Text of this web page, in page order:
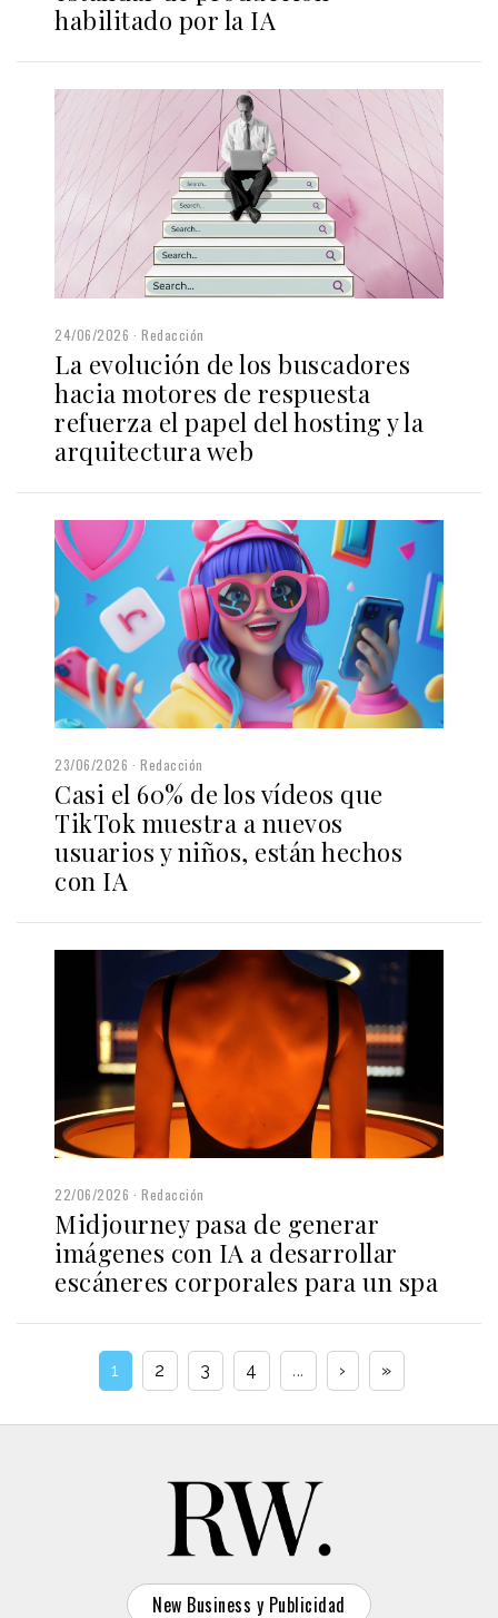
habilitado por la IA
24/06/2026 Redacción
La evolución de los buscadores
hacia motores de respuesta
refuerza el papel del hosting y la
arquitectura web
23/06/2026 Redacción
Casi el 60% de los vídeos que
TikTok muestra a nuevos
usuarios y niños, están hechos
con IA
22/06/2026 Redacción
Midjourney pasa de generar
imágenes con IA a desarrollar
escáneres corporales para un spa
1 2 3 4 ... › »
New Business y Publicidad